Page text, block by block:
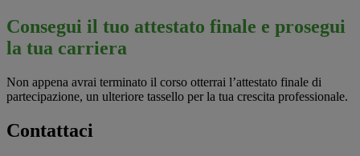
Consegui il tuo attestato finale e prosegui
la tua carriera
Non appena avrai terminato il corso otterrai l’attestato finale di
partecipazione, un ulteriore tassello per la tua crescita professionale.
Contattaci